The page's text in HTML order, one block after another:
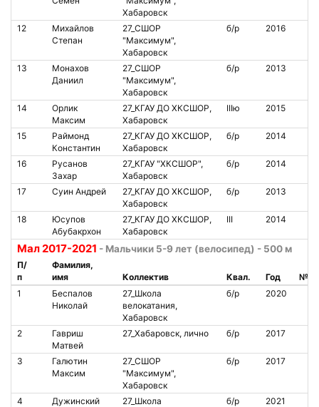
Хабаровск
12
Михайлов
Степан
27_СШОР
"Максимум",
Хабаровск
б/р 2016
13
Монахов
Даниил
27_СШОР
"Максимум",
Хабаровск
б/р 2013
14
Орлик
Максим
27_КГАУ ДО ХКСШОР,
Хабаровск
IIIю 2015
15
Раймонд
Константин
27_КГАУ ДО ХКСШОР,
Хабаровск
б/р 2014
16
Русанов
Захар
27_КГАУ "ХКСШОР",
Хабаровск
б/р 2014
17 Суин Андрей
27_КГАУ ДО ХКСШОР,
Хабаровск
б/р 2013
18
Юсупов
Абубакрхон
27_КГАУ ДО ХКСШОР,
Хабаровск
III 2014
Мал 2017-2021 - Мальчики 5-9 лет (велосипед) - 500 м
П/
п
Фамилия,
имя
Коллектив Квал. Год
№
1
Беспалов
Николай
27_Школа
велокатания,
Хабаровск
б/р 2020
2
Гавриш
Матвей
27_Хабаровск, лично б/р 2017
3
Галютин
Максим
27_СШОР
"Максимум",
Хабаровск
б/р 2017
4
Дужинский
27_Школа
б/р 2021